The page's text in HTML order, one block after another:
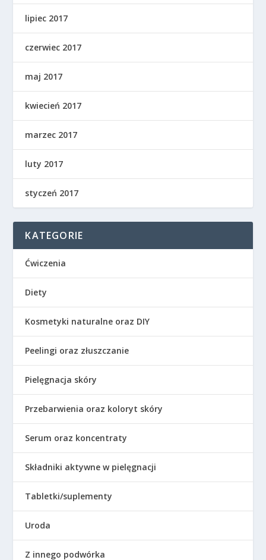
lipiec 2017
czerwiec 2017
maj 2017
kwiecień 2017
marzec 2017
luty 2017
styczeń 2017
KATEGORIE
Ćwiczenia
Diety
Kosmetyki naturalne oraz DIY
Peelingi oraz złuszczanie
Pielęgnacja skóry
Przebarwienia oraz koloryt skóry
Serum oraz koncentraty
Składniki aktywne w pielęgnacji
Tabletki/suplementy
Uroda
Z innego podwórka